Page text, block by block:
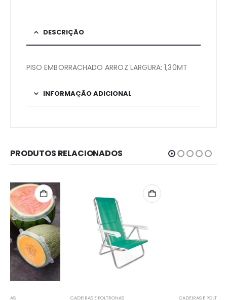
DESCRIÇÃO
PISO EMBORRACHADO ARROZ LARGURA: 1,30MT
INFORMAÇÃO ADICIONAL
PRODUTOS RELACIONADOS
CADEIRAS E POLTRONAS CADEIRAS E POLTRONAS